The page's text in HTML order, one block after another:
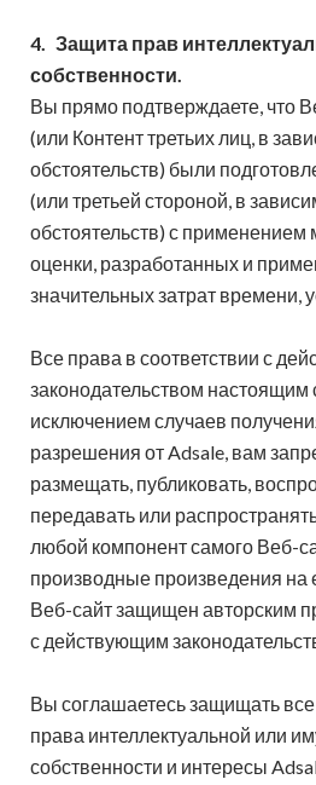
4. Защита прав
собственности.
Вы прямо подтверждаете, что
(или Контент третьих лиц, в
обстоятельств) были
(или третьей стороной, в
обстоятельств) с применением
оценки, разработанных и
значительных затрат времени,
Все права в соответствии с
законодательством настоящим
исключением случаев
разрешения от Adsale, вам
размещать, публиковать,
передавать или
любой компонент самого Веб-
производные произведения на
Веб-сайт защищен авторским
с действующим
Вы соглашаетесь защищать все
права интеллектуальной или
собственности и интересы